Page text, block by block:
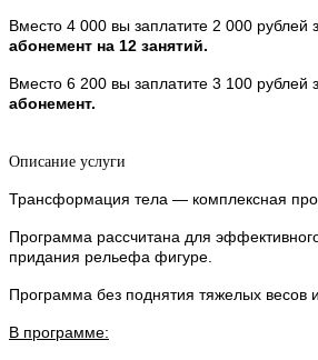
Вместо 4 000 вы заплатите 2 000 рублей
абонемент на 12 занятий.
Вместо 6 200 вы заплатите 3 100 рублей
абонемент.
Описание услуги
Трансформация тела — комплексная
Программа рассчитана для
придания рельефа фигуре.
Программа без поднятия тяжелых весов
В программе: